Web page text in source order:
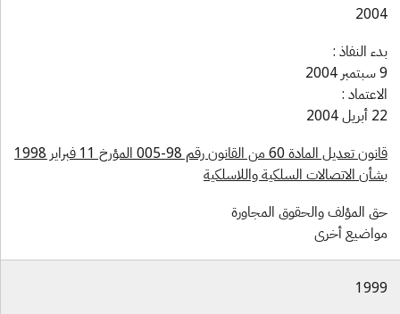
النفاذ :
:
قانون تعديل المادة 60 من القانون رقم 98-005 المؤرخ 11 فبراير 1998
الاتصالات السلكية واللاسلكية
المؤلف والحقوق المجاورة
أخرى